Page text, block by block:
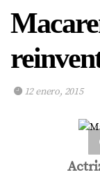
12 enero, 2015